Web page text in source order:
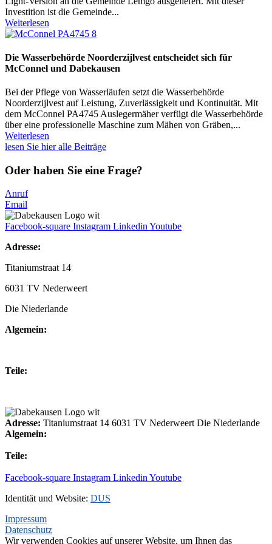
Investition ist die Gemeinde...
Weiterlesen
Die Wasserbehörde Noorderzijlvest entscheidet sich für
McConnel und Dabekausen
Bei der Pflege von Wasserläufen setzt die Wasserbehörde
Noorderzijlvest auf Leistung, Zuverlässigkeit und Kontinuität. Mit
dem McConnel PA4745 Auslegermäher verfügt die Wasserbehörde
über eine professionelle Maschine zum Mähen von Gräben,...
Weiterlesen
lesen Sie hier alle Beiträge
Oder haben Sie eine Frage?
Anruf
Email
Facebook-square Instagram LinkedinYoutube
Adresse:
Titaniumstraat 14
6031 TV Nederweert
Die Niederlande
Algemein:
Teile:
Adresse: Titaniumstraat 14 6031 TV Nederweert Die Niederlande
Algemein:
Teile:
Facebook-square Instagram LinkedinYoutube
Identität und Website: DUS
Impressum
Datenschutz
Wir verwenden Cookies auf unserer Website, um Ihnen das